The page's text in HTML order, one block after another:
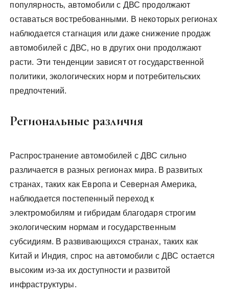
популярность‚ автомобили с ДВС продолжают
оставаться востребованными. В некоторых регионах
наблюдается стагнация или даже снижение продаж
автомобилей с ДВС‚ но в других они продолжают
расти. Эти тенденции зависят от государственной
политики‚ экологических норм и потребительских
предпочтений.
Региональные различия
Распространение автомобилей с ДВС сильно
различается в разных регионах мира. В развитых
странах‚ таких как Европа и Северная Америка‚
наблюдается постепенный переход к
электромобилям и гибридам благодаря строгим
экологическим нормам и государственным
субсидиям. В развивающихся странах‚ таких как
Китай и Индия‚ спрос на автомобили с ДВС остается
высоким из-за их доступности и развитой
инфраструктуры.